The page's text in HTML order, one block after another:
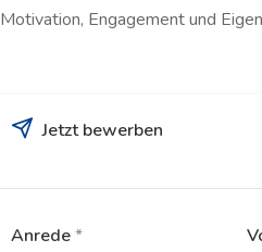
Motivation, Engagement und
Jetzt bewerben
Anrede*